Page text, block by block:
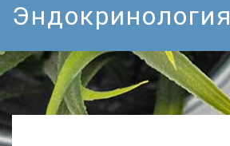
Эндокринология